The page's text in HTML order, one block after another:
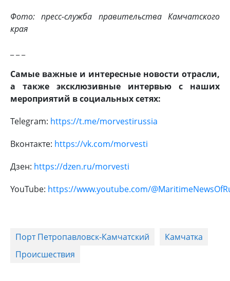
Фото: пресс-служба правительства Камчатского
края
Самые важные и интересные новости отрасли,
а также эксклюзивные интервью с наших
мероприятий в социальных сетях:
Telegram: https://t.me/morvestirussia
Вконтакте: https://vk.com/morvesti
Дзен: https://dzen.ru/morvesti
YouTube: https://www.youtube.com/
Порт Петропавловск-Камчатский
Камчатка
Происшествия